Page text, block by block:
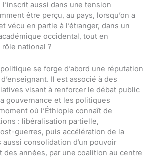
aussi dans une tension
être perçu, au pays, lorsqu’on a
vécu en partie à l’étranger, dans un
occidental, tout en
national ?
se forge d’abord une réputation
Il est associé à des
visant à renforcer le débat public
gouvernance et les politiques
où l’Éthiopie connaît de
: libéralisation partielle,
guerres, puis accélération de la
aussi consolidation d’un pouvoir
des années, par une coalition au centre